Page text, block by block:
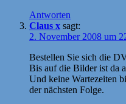
Antworten
Claus x sagt:
2. November 2008 um
Bestellen Sie sich die
Bis auf die Bilder ist da
Und keine Wartezeiten
der nächsten Folge.